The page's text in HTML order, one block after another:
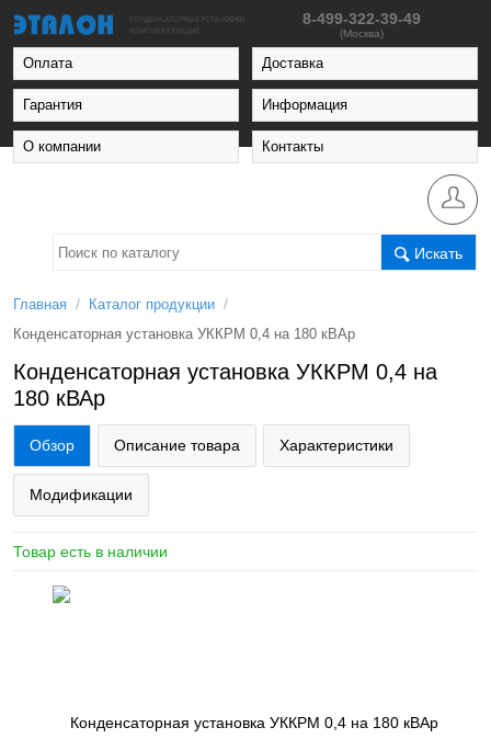
8-499-322-39-49
(Москва)
Оплата Доставка
Гарантия Информация
О компании Контакты
Искать
Главная / Каталог продукции /
Конденсаторная установка УККРМ 0,4 на 180 кВАр
Конденсаторная установка УККРМ 0,4 на
180 кВАр
Обзор Описание товара Характеристики
Модификации
Товар есть в наличии